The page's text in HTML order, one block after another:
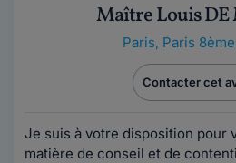
Maître Louis DE
Paris, Paris
Contacter cet
Je suis à votre disposition pour
matière de conseil et de